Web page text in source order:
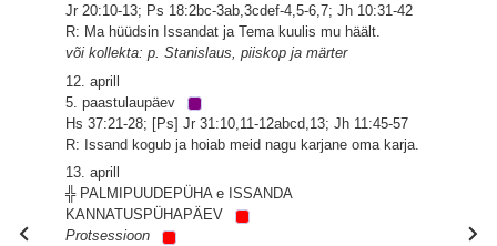
Jr 20:10-13; Ps 18:2bc-3ab,3cdef-4,5-6,7; Jh 10:31-42
R: Ma hüüdsin Issandat ja Tema kuulis mu häält.
või kollekta: p. Stanislaus, piiskop ja märter
12. aprill
5. paastulaupäev
Hs 37:21-28; [Ps] Jr 31:10,11-12abcd,13; Jh 11:45-57
R: Issand kogub ja hoiab meid nagu karjane oma karja.
13. aprill
╬ PALMIPUUDEPÜHA e ISSANDA
KANNATUSPÜHAPÄEV
Protsessioon